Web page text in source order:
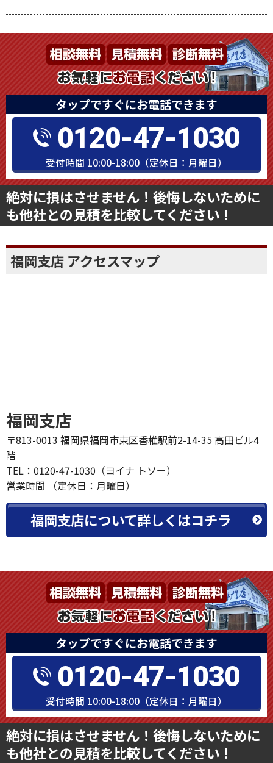
タップですぐにお電話できます
0120-47-1030
受付時間 10:00-18:00（定休日：月曜日）
絶対に損はさせません！後悔しないために
も他社との見積を比較してください！
福岡支店 アクセスマップ
福岡支店
〒813-0013 福岡県福岡市東区香椎駅前2-14-35 高田ビル4
階
TEL：0120-47-1030（ヨイナ トソー）
営業時間 （定休日：月曜日）
福岡支店について詳しくはコチラ
タップですぐにお電話できます
0120-47-1030
受付時間 10:00-18:00（定休日：月曜日）
絶対に損はさせません！後悔しないために
も他社との見積を比較してください！